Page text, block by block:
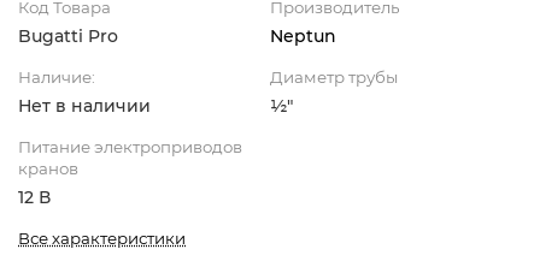
Код Товара
Bugatti Pro
Производитель
Neptun
Наличие:
Нет в наличии
Диаметр трубы
½"
Питание электроприводов
кранов
12 В
Все характеристики